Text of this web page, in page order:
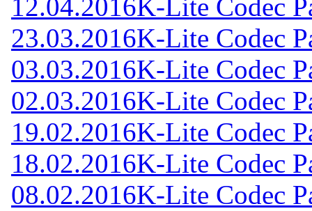
12.04.2016K-Lite Codec
23.03.2016K-Lite Codec
03.03.2016K-Lite Codec
02.03.2016K-Lite Codec
19.02.2016K-Lite Codec
18.02.2016K-Lite Codec
08.02.2016K-Lite Codec